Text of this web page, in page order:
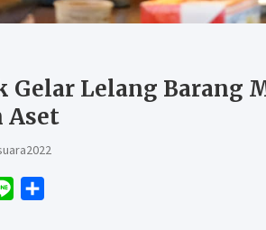
Gelar Lelang Barang
Aset